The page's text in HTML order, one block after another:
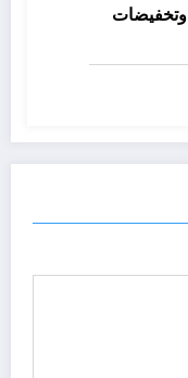
كود خصم قراس للعطور Grasse وتخفيضات